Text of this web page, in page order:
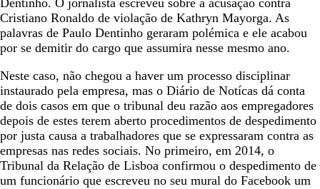
Dentinho. O jornalista escreveu sobre a acusação contra
Cristiano Ronaldo de violação de Kathryn Mayorga. As
palavras de Paulo Dentinho geraram polémica e ele acabou
por se demitir do cargo que assumira nesse mesmo ano.
Neste caso, não chegou a haver um processo disciplinar
instaurado pela empresa, mas o Diário de Notícas dá conta
de dois casos em que o tribunal deu razão aos empregadores
depois de estes terem aberto procedimentos de despedimento
por justa causa a trabalhadores que se expressaram contra as
empresas nas redes sociais. No primeiro, em 2014, o
Tribunal da Relação de Lisboa confirmou o despedimento de
um funcionário que escreveu no seu mural do Facebook um